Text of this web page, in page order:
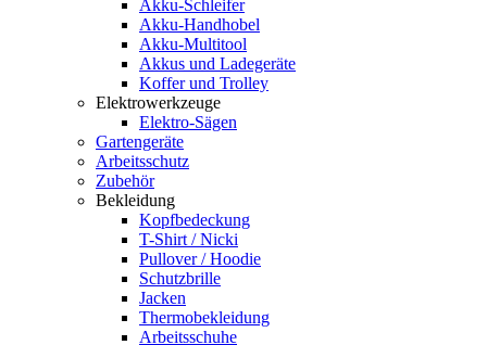
Akku-Schleifer
Akku-Handhobel
Akku-Multitool
Akkus und Ladegeräte
Koffer und Trolley
Elektrowerkzeuge
Elektro-Sägen
Gartengeräte
Arbeitsschutz
Zubehör
Bekleidung
Kopfbedeckung
T-Shirt / Nicki
Pullover / Hoodie
Schutzbrille
Jacken
Thermobekleidung
Arbeitsschuhe